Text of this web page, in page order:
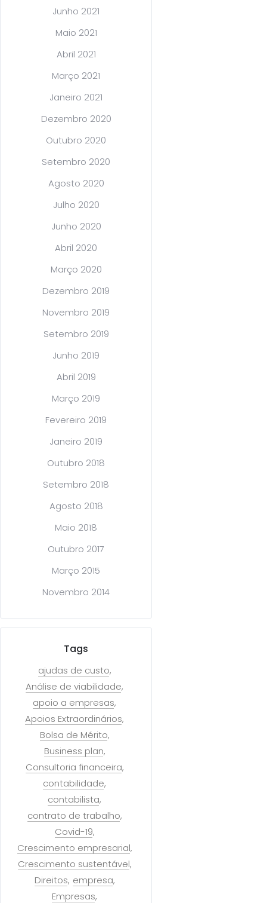
Junho 2021
Maio 2021
Abril 2021
Março 2021
Janeiro 2021
Dezembro 2020
Outubro 2020
Setembro 2020
Agosto 2020
Julho 2020
Junho 2020
Abril 2020
Março 2020
Dezembro 2019
Novembro 2019
Setembro 2019
Junho 2019
Abril 2019
Março 2019
Fevereiro 2019
Janeiro 2019
Outubro 2018
Setembro 2018
Agosto 2018
Maio 2018
Outubro 2017
Março 2015
Novembro 2014
Tags
ajudas de custo
Análise de viabilidade
apoio a empresas
Apoios Extraordinários
Bolsa de Mérito
Business plan
Consultoria financeira
contabilidade
contabilista
contrato de trabalho
Covid-19
Crescimento empresarial
Crescimento sustentável
Direitos empresa
Empresas